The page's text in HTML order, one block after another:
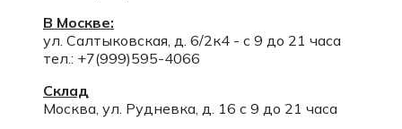
В Москве:
ул. Салтыковская, д. 6/2к4 - с 9 до 21 часа
тел.: +7(999)595-4066
Склад
Москва, ул. Рудневка, д. 16 с 9 до 21 часа